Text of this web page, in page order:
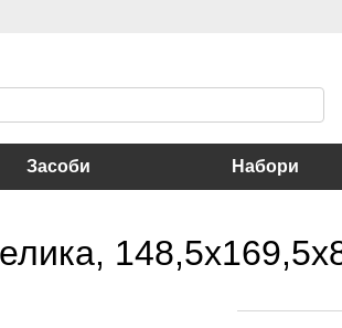
Засоби Набори